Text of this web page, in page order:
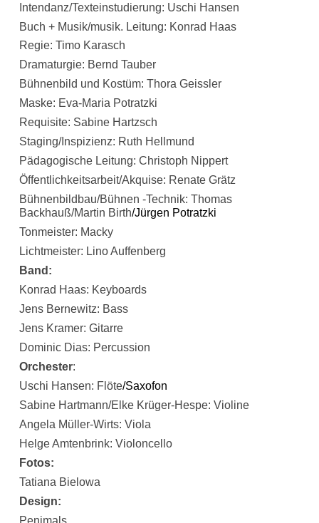
Intendanz/Texteinstudierung: Uschi Hansen
Buch + Musik/musik. Leitung: Konrad Haas
Regie: Timo Karasch
Dramaturgie: Bernd Tauber
Bühnenbild und Kostüm: Thora Geissler
Maske: Eva-Maria Potratzki
Requisite: Sabine Hartzsch
Staging/Inspizienz: Ruth Hellmund
Pädagogische Leitung: Christoph Nippert
Öffentlichkeitsarbeit/Akquise: Renate Grätz
Bühnenbildbau/Bühnen -Technik: Thomas
Backhauß/Martin Birth/Jürgen Potratzki
Tonmeister: Macky
Lichtmeister: Lino Auffenberg
Band:
Konrad Haas: Keyboards
Jens Bernewitz: Bass
Jens Kramer: Gitarre
Dominic Dias: Percussion
Orchester:
Uschi Hansen: Flöte/Saxofon
Sabine Hartmann/Elke Krüger-Hespe: Violine
Angela Müller-Wirts: Viola
Helge Amtenbrink: Violoncello
Fotos:
Tatiana Bielowa
Design:
Penimals